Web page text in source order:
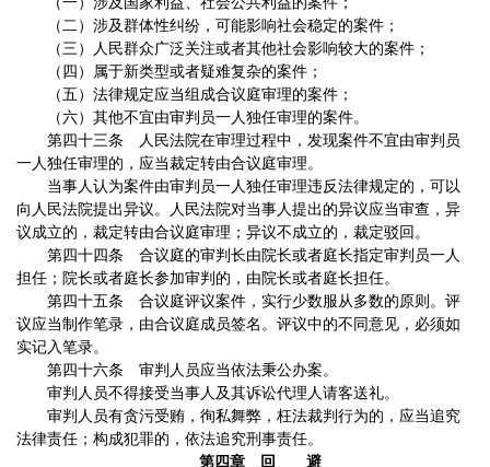
（二）涉及群体性纠纷，可能影响社会稳定的案件；
（三）人民群众广泛关注或者其他社会影响较大的案件；
（四）属于新类型或者疑难复杂的案件；
（五）法律规定应当组成合议庭审理的案件；
（六）其他不宜由审判员一人独任审理的案件。
第四十三条 人民法院在审理过程中，发现案件不宜由审判员
一人独任审理的，应当裁定转由合议庭审理。
当事人认为案件由审判员一人独任审理违反法律规定的，可以
向人民法院提出异议。人民法院对当事人提出的异议应当审查，异
议成立的，裁定转由合议庭审理；异议不成立的，裁定驳回。
第四十四条 合议庭的审判长由院长或者庭长指定审判员一人
担任；院长或者庭长参加审判的，由院长或者庭长担任。
第四十五条 合议庭评议案件，实行少数服从多数的原则。评
议应当制作笔录，由合议庭成员签名。评议中的不同意见，必须如
实记入笔录。
第四十六条 审判人员应当依法秉公办案。
审判人员不得接受当事人及其诉讼代理人请客送礼。
审判人员有贪污受贿，徇私舞弊，枉法裁判行为的，应当追究
法律责任；构成犯罪的，依法追究刑事责任。
第四章 回 避